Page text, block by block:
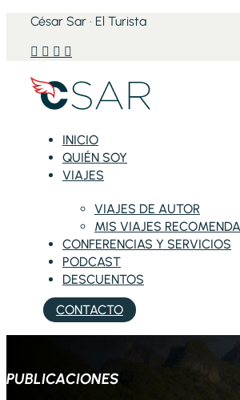
César Sar · El Turista
   
INICIO
QUIÉN SOY
VIAJES
VIAJES DE AUTOR
MIS VIAJES
CONFERENCIAS Y SERVICIOS
PODCAST
DESCUENTOS
CONTACTO
PUBLICACIONES